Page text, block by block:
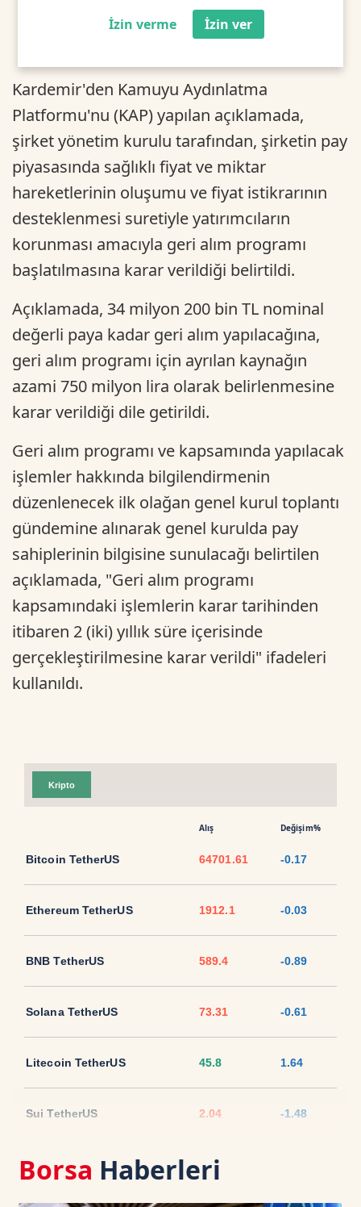
İzin verme İzin ver
Kardemir'den Kamuyu Aydınlatma
Platformu'nu (KAP) yapılan açıklamada,
şirket yönetim kurulu tarafından, şirketin pay
piyasasında sağlıklı fiyat ve miktar
hareketlerinin oluşumu ve fiyat istikrarının
desteklenmesi suretiyle yatırımcıların
korunması amacıyla geri alım programı
başlatılmasına karar verildiği belirtildi.
Açıklamada, 34 milyon 200 bin TL nominal
değerli paya kadar geri alım yapılacağına,
geri alım programı için ayrılan kaynağın
azami 750 milyon lira olarak belirlenmesine
karar verildiği dile getirildi.
Geri alım programı ve kapsamında yapılacak
işlemler hakkında bilgilendirmenin
düzenlenecek ilk olağan genel kurul toplantı
gündemine alınarak genel kurulda pay
sahiplerinin bilgisine sunulacağı belirtilen
açıklamada, "Geri alım programı
kapsamındaki işlemlerin karar tarihinden
itibaren 2 (iki) yıllık süre içerisinde
gerçekleştirilmesine karar verildi" ifadeleri
kullanıldı.
Kripto
Alış Değişim%
Bitcoin TetherUS 64701.61 -0.17
Ethereum TetherUS 1912.1 -0.03
BNB TetherUS 589.4 -0.89
Solana TetherUS 73.31 -0.61
Litecoin TetherUS 45.8 1.64
Sui TetherUS 2.04 -1.48
Ripple TetherUS 1.0333
Borsa Haberleri